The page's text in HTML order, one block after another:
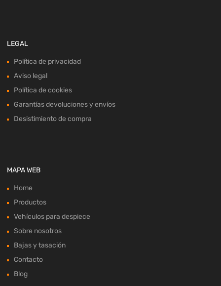
LEGAL
Política de privacidad
Aviso legal
Política de cookies
Garantías devoluciones y envíos
Desistimiento de compra
MAPA WEB
Home
Productos
Vehículos para despiece
Sobre nosotros
Bajas y tasación
Contacto
Blog